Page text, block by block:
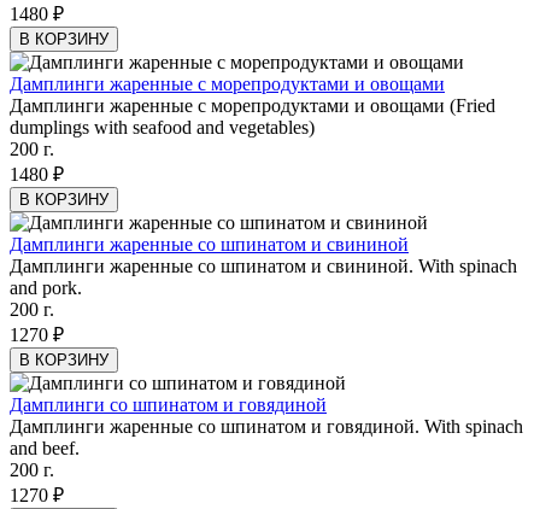
1480 ₽
В КОРЗИНУ
Дамплинги жаренные с морепродуктами и овощами
Дамплинги жаренные с морепродуктами и овощами (Fried
dumplings with seafood and vegetables)
200 г.
1480 ₽
В КОРЗИНУ
Дамплинги жаренные со шпинатом и свининой
Дамплинги жаренные со шпинатом и свининой. With spinach
and pork.
200 г.
1270 ₽
В КОРЗИНУ
Дамплинги со шпинатом и говядиной
Дамплинги жаренные со шпинатом и говядиной. With spinach
and beef.
200 г.
1270 ₽